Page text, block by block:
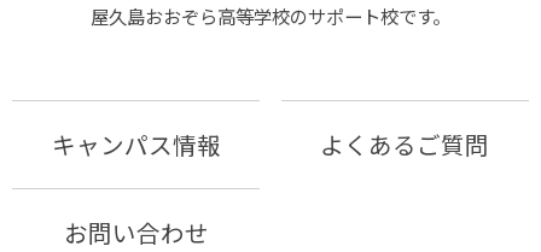
屋久島おおぞら⾼等学校のサポート校です。
キャンパス情報 よくあるご質問
お問い合わせ